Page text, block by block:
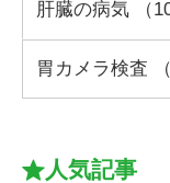
肝臓の病気 （10
胃カメラ検査 （
人気記事